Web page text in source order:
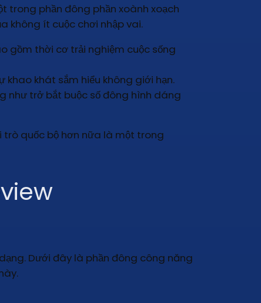
trong phần đông phần xoành xoạch
không ít cuộc chơi nhập vai.
gồm thời cơ trải nghiệm cuộc sống
khao khát sắm hiểu không giới hạn.
như trở bắt buộc số đông hình dáng
quốc bộ hơn nữa là một trong
Dưới đây là phần đông công năng